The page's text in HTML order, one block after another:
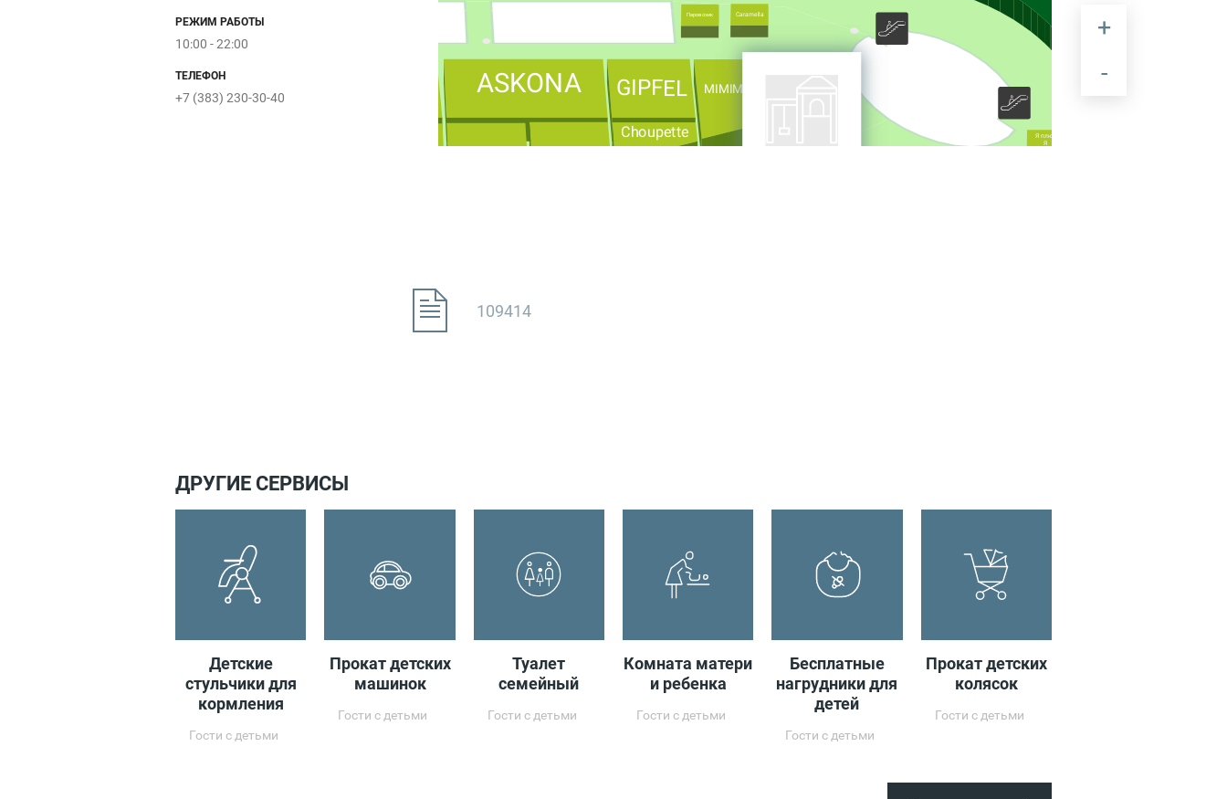
РЕЖИМ РАБОТЫ
10:00 - 22:00
ТЕЛЕФОН
+7 (383) 230-30-40 GIPFEL
Choupette
MIMIMODA
ASKONA
Шахта Caramella
Паровозик
Я плюс
Я
109414
ДРУГИЕ СЕРВИСЫ
Детские
стульчики для
кормления
Гости с детьми
Прокат детских
машинок
Гости с детьми
Туалет
семейный
Гости с детьми
Комната матери
и ребенка
Гости с детьми
Бесплатные
нагрудники для
детей
Гости с детьми
Прокат детских
колясок
Гости с детьми